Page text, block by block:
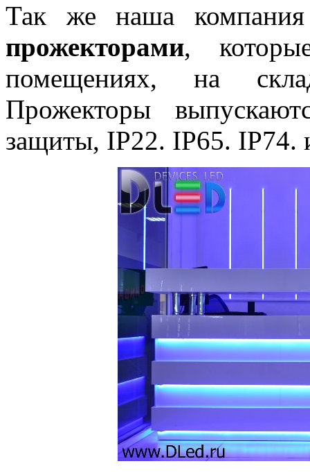
Так же наша
прожекторами,
помещениях, на
Прожекторы
защиты, IP22. IP65.